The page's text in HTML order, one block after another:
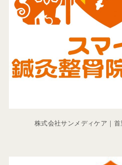
株式会社サンメディケア｜